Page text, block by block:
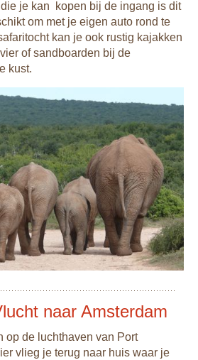
je kan kopen bij de ingang is dit
om met je eigen auto rond te
kan je ook rustig kajakken
of sandboarden bij de
kust.
naar Amsterdam
op de luchthaven van Port
vlieg je terug naar huis waar je